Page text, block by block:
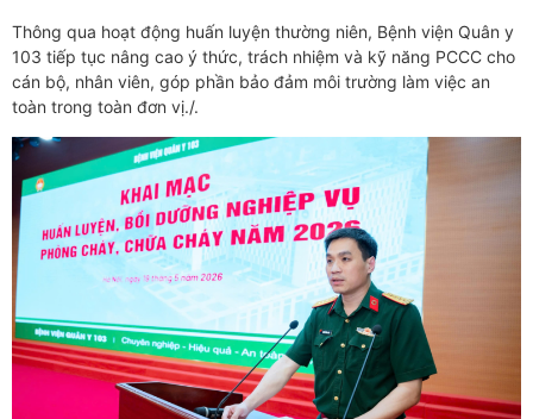
Thông qua hoạt động huấn luyện thường niên, Bệnh viện Quân y
103 tiếp tục nâng cao ý thức, trách nhiệm và kỹ năng PCCC cho
cán bộ, nhân viên, góp phần bảo đảm môi trường làm việc an
toàn trong toàn đơn vị./.